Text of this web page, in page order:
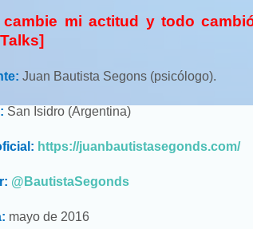
cambie mi actitud y todo
Juan Bautista Segons (psicólogo).
San Isidro (Argentina)
https://juanbautistasegonds.com/
@BautistaSegonds
mayo de 2016